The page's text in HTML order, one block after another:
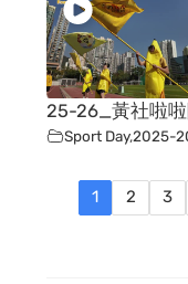
25-26_黃社啦
Sport Day,2025-
1 2 3